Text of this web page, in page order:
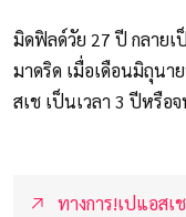
มิดฟิลด์วัย 27 ปี กลาย
มาดริด เมื่อเดือนมิถุน
สเช เป็นเวลา 3 ปีหรือ
ทางการ!เปแอสเ